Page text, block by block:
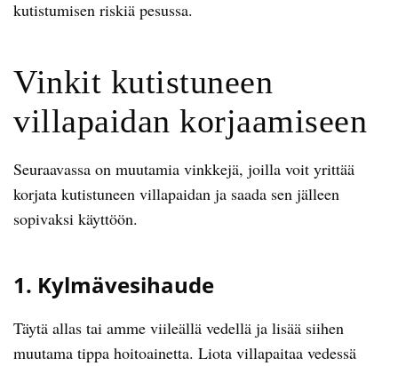
kutistumisen riskiä pesussa.
Vinkit kutistuneen
villapaidan korjaamiseen
Seuraavassa on muutamia vinkkejä, joilla voit yrittää
korjata kutistuneen villapaidan ja saada sen jälleen
sopivaksi käyttöön.
1. Kylmävesihaude
Täytä allas tai amme viileällä vedellä ja lisää siihen
muutama tippa hoitoainetta. Liota villapaitaa vedessä